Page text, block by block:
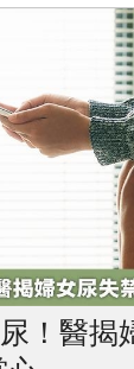
！醫揭